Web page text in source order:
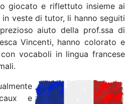
giocato e riflettuto insieme ai
veste di tutor, li hanno seguiti
aiuto della prof.ssa di
Vincenti, hanno colorato e
vocaboli in lingua francese
e